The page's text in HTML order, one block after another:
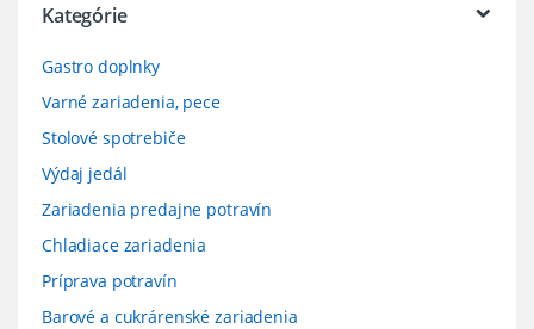
Kategórie
Gastro doplnky
Varné zariadenia, pece
Stolové spotrebiče
Výdaj jedál
Zariadenia predajne potravín
Chladiace zariadenia
Príprava potravín
Barové a cukrárenské zariadenia